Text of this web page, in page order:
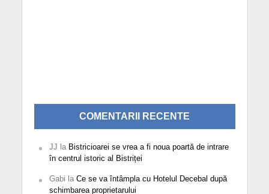
COMENTARII RECENTE
JJ la Bistricioarei se vrea a fi noua poartă de intrare
în centrul istoric al Bistriței
Gabi la Ce se va întâmpla cu Hotelul Decebal după
schimbarea proprietarului